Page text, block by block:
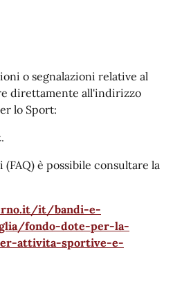
o segnalazioni relative al
direttamente all'indirizzo
lo Sport:
.
è possibile consultare la
it/bandi-e-
fondo-dote-per-la-
attivita-sportive-e-